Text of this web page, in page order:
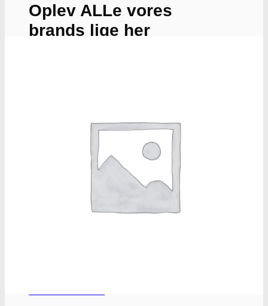
Oplev ALLe vores
brands lige her
Narkotests